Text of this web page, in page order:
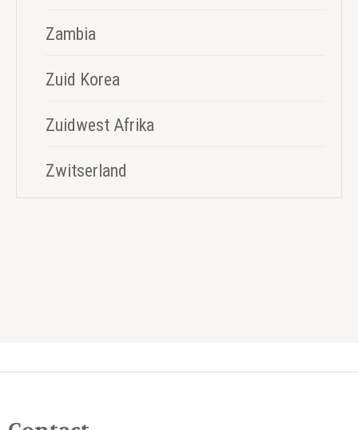
Zambia
Zuid Korea
Zuidwest Afrika
Zwitserland